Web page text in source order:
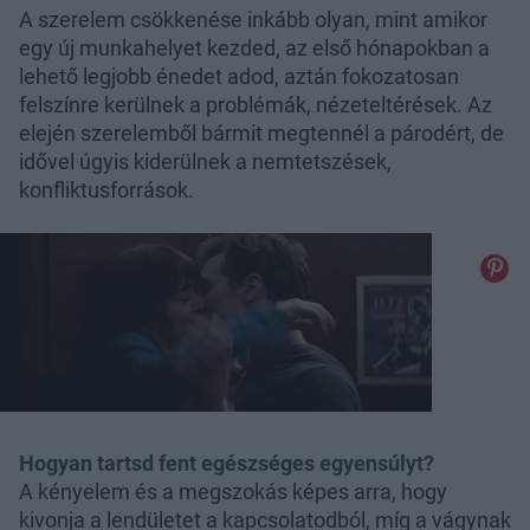
A szerelem csökkenése inkább olyan, mint amikor
egy új munkahelyet kezded, az első hónapokban a
lehető legjobb énedet adod, aztán fokozatosan
felszínre kerülnek a problémák, nézeteltérések. Az
elején szerelemből bármit megtennél a párodért, de
idővel úgyis kiderülnek a nemtetszések,
konfliktusforrások.
Hogyan tartsd fent egészséges egyensúlyt?
A kényelem és a megszokás képes arra, hogy
kivonja a lendületet a kapcsolatodból, míg a vágynak